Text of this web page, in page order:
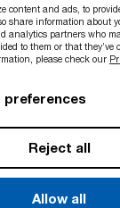
content and ads, to
share information about
analytics partners who
to them or that they’ve
please check our
preferences
Reject all
Allow all
und
bei – was
Ausfallrisiko
Flugzeug